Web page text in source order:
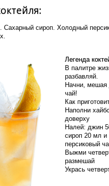
сироп. Холодный
Легенда
В палитре
разбавляй.
Начни, мешая
чай!
Как
Наполни
доверху
Налей: джин
сироп 20 мл
персиковый
Выжми
размешай
Укрась